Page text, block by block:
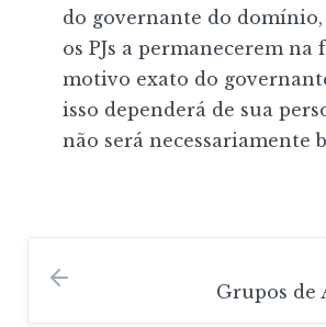
do governante do
os PJs a permanecerem na
motivo exato do
isso dependerá de sua
não será necessariamente
Grupos de